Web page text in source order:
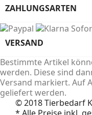
ZAHLUNGSARTEN
VERSAND
Bestimmte Artikel
werden. Diese sind
Versand markiert. Auf
geliefert werden.
© 2018 Tierbedarf